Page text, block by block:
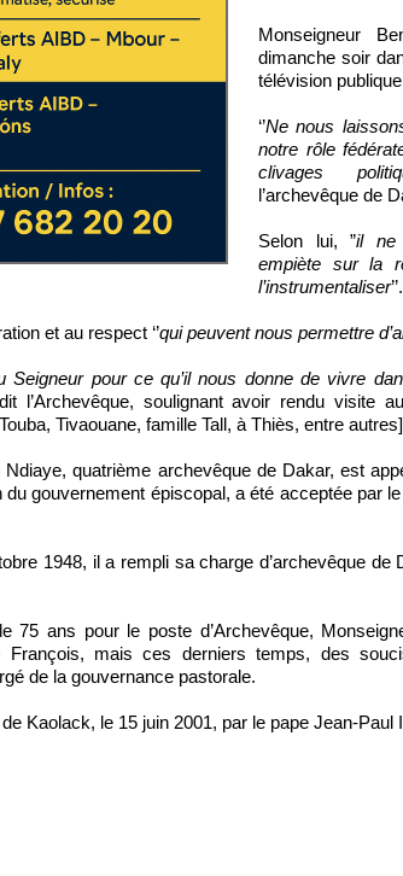
Monseigneur
dimanche soir
télévision
‘’Ne nous
notre rôle
clivages
l’archevêque de
Selon lui, ”il ne
empiète sur la
l’instrumentaliser’’.
et au respect ‘’qui peuvent nous permettre
Seigneur pour ce qu’il nous donne de vivre
l’Archevêque, soulignant avoir rendu visite
Tivaouane, famille Tall, à Thiès, entre
Ndiaye, quatrième archevêque de Dakar, est
gouvernement épiscopal, a été acceptée par
1948, il a rempli sa charge d’archevêque de
75 ans pour le poste d’Archevêque,
François, mais ces derniers temps, des
de la gouvernance pastorale.
Kaolack, le 15 juin 2001, par le pape Jean-Paul